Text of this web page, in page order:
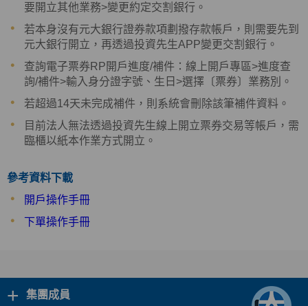
要開立其他業務>變更約定交割銀行。
若本身沒有元大銀行證券款項劃撥存款帳戶，則需要先到
元大銀行開立，再透過投資先生APP變更交割銀行。
查詢電子票券RP開戶進度/補件：線上開戶專區>進度查
詢/補件>輸入身分證字號、生日>選擇〔票券〕業務別。
若超過14天未完成補件，則系統會刪除該筆補件資料。
目前法人無法透過投資先生線上開立票券交易等帳戶，需
臨櫃以紙本作業方式開立。
參考資料下載
開戶操作手冊
下單操作手冊
+ 集團成員